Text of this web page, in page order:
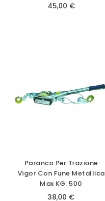
45,00 €
Paranco Per Trazione
Vigor Con Fune Metallica
Max KG. 500
38,00 €